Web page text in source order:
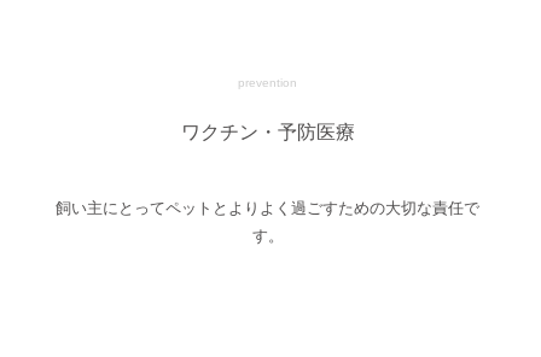
prevention
ワクチン・予防医療
飼い主にとってペットとよりよく過ごすための大切な責任で
す。